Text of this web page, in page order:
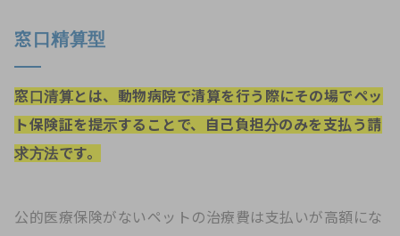
窓口精算型
窓口清算とは、動物病院で清算を行う際にその場でペッ
ト保険証を提示することで、自己負担分のみを支払う請
求方法です。
公的医療保険がないペットの治療費は支払いが高額にな